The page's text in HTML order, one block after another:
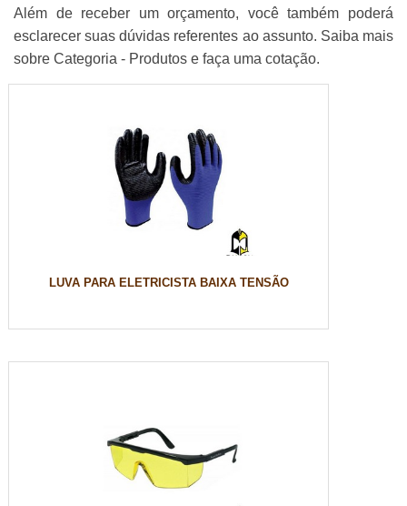
Além de receber um orçamento, você também poderá
esclarecer suas dúvidas referentes ao assunto. Saiba mais
sobre Categoria - Produtos e faça uma cotação.
LUVA PARA ELETRICISTA BAIXA TENSÃO